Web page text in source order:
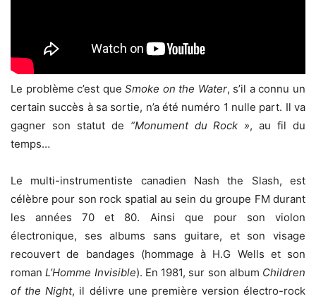
Le problème c’est queSmoke on the Water, s’il a connu un
certain succès à sa sortie, n’a été numéro 1 nulle part. Il va
gagner son statut de “Monument du Rock », au fil du
temps…
Le multi-instrumentiste canadien Nash the Slash, est
célèbre pour son rock spatial au sein du groupe FM durant
les années 70 et 80. Ainsi que pour son violon
électronique, ses albums sans guitare, et son visage
recouvert de bandages (hommage à H.G Wells et son
romanL’Homme Invisible). En 1981, sur son album Children
of the Night, il délivre une première version électro-rock